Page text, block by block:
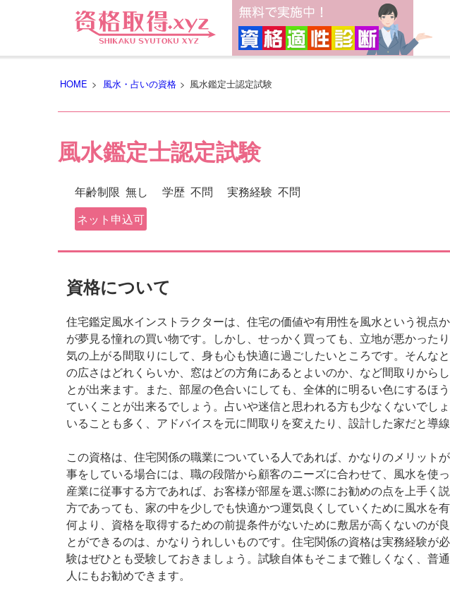
HOME > 風水・占いの資格 > 風水鑑定士認定試験
風水鑑定士認定試験
年齢制限 無し 学歴 不問 実務経験 不問
ネット申込可
資格について
住宅鑑定風水インストラクターは、住宅の価値や有用性を風水という視
が夢見る憧れの買い物です。しかし、せっかく買っても、立地が悪かっ
気の上がる間取りにして、身も心も快適に過ごしたいところです。そん
の広さはどれくらいか、窓はどの方角にあるとよいのか、など間取りから
とが出来ます。また、部屋の色合いにしても、全体的に明るい色にする
ていくことが出来るでしょう。占いや迷信と思われる方も少なくないで
いることも多く、アドバイスを元に間取りを変えたり、設計した家だと導
この資格は、住宅関係の職業についている人であれば、かなりのメリッ
事をしている場合には、職の段階から顧客のニーズに合わせて、風水を
産業に従事する方であれば、お客様が部屋を選ぶ際にお勧めの点を上手
方であっても、家の中を少しでも快適かつ運気良くしていくために風水を
何より、資格を取得するための前提条件がないために敷居が高くないのが
とができるのは、かなりうれしいものです。住宅関係の資格は実務経験
験はぜひとも受験しておきましょう。試験自体もそこまで難しくなく、
人にもお勧めできます。